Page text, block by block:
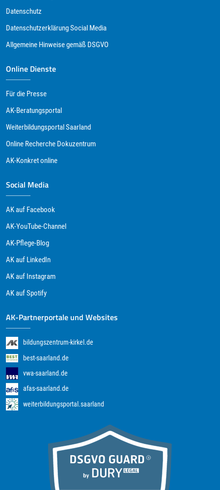
Datenschutz
Datenschutzerklärung Social Media
Allgemeine Hinweise gemäß DSGVO
Online Dienste
Für die Presse
AK-Beratungsportal
Weiterbildungsportal Saarland
Online Recherche Dokuzentrum
AK-Konkret online
Social Media
AK auf Facebook
AK-YouTube-Channel
AK-Pflege-Blog
AK auf LinkedIn
AK auf Instagram
AK auf Spotify
AK-Partnerportale und Websites
bildungszentrum-kirkel.de
best-saarland.de
vwa-saarland.de
afas-saarland.de
weiterbildungsportal.saarland